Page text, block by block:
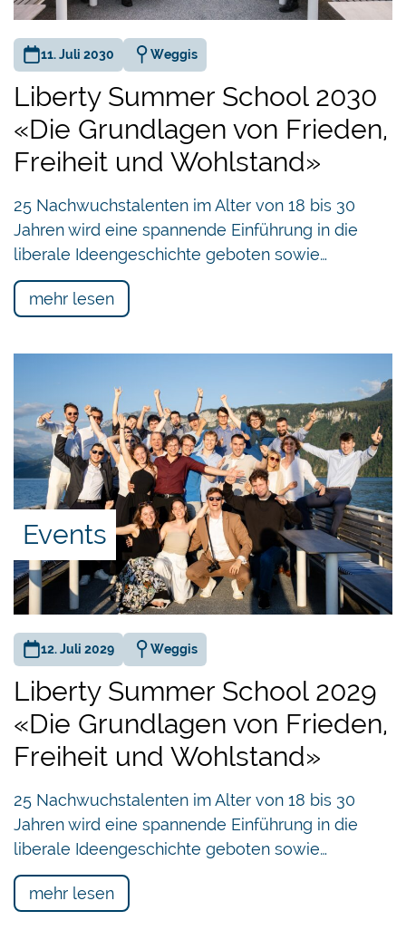
11. Juli 2030 Weggis
Liberty Summer School 2030
«Die Grundlagen von Frieden,
Freiheit und Wohlstand»
25 Nachwuchstalenten im Alter von 18 bis 30
Jahren wird eine spannende Einführung in die
liberale Ideengeschichte geboten sowie…
mehr lesen
Events
12. Juli 2029 Weggis
Liberty Summer School 2029
«Die Grundlagen von Frieden,
Freiheit und Wohlstand»
25 Nachwuchstalenten im Alter von 18 bis 30
Jahren wird eine spannende Einführung in die
liberale Ideengeschichte geboten sowie…
mehr lesen